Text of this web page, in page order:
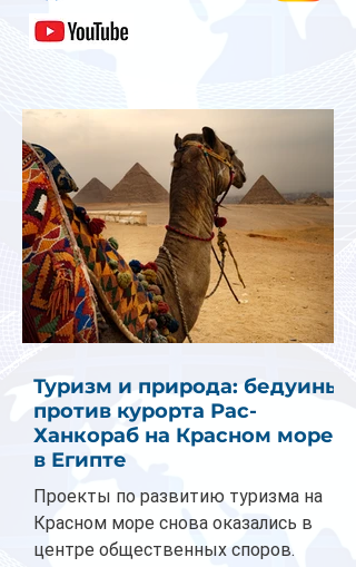
Туризм и природа: бедуины
против курорта Рас-
Ханкораб на Красном море
в Египте
Проекты по развитию туризма на
Красном море снова оказались в
центре общественных споров.